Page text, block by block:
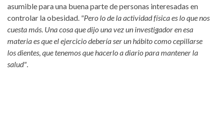
asumible para una buena parte de personas interesadas en
controlar la obesidad. "Pero lo de la actividad física es lo que nos
cuesta más. Una cosa que dijo una vez un investigador en esa
materia es que el ejercicio debería ser un hábito como cepillarse
los dientes, que tenemos que hacerlo a diario para mantener la
salud"